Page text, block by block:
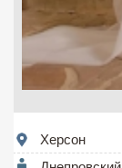
Херсон